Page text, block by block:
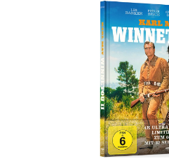
Bildergalerie überspringen